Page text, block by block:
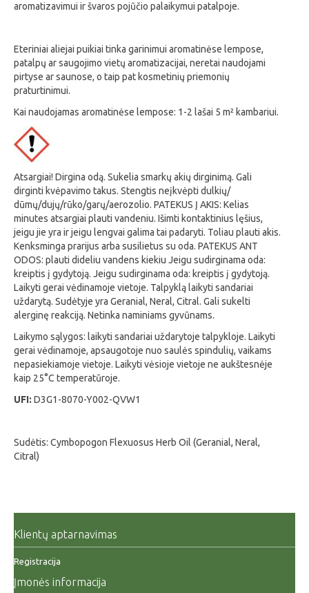
aromatizavimui ir švaros pojūčio palaikymui patalpoje.
Eteriniai aliejai puikiai tinka garinimui aromatinėse lempose,
patalpų ar saugojimo vietų aromatizacijai, neretai naudojami
pirtyse ar saunose, o taip pat kosmetinių priemonių
praturtinimui.
Kai naudojamas aromatinėse lempose: 1-2 lašai 5 m² kambariui.
Atsargiai! Dirgina odą. Sukelia smarkų akių dirginimą. Gali
dirginti kvėpavimo takus. Stengtis neįkvėpti dulkių/
dūmų/dujų/rūko/garų/aerozolio. PATEKUS Į AKIS: Kelias
minutes atsargiai plauti vandeniu. Išimti kontaktinius lęšius,
jeigu jie yra ir jeigu lengvai galima tai padaryti. Toliau plauti akis.
Kenksminga prarijus arba susilietus su oda. PATEKUS ANT
ODOS: plauti dideliu vandens kiekiu Jeigu sudirginama oda:
kreiptis į gydytoją. Jeigu sudirginama oda: kreiptis į gydytoją.
Laikyti gerai vėdinamoje vietoje. Talpyklą laikyti sandariai
uždarytą. Sudėtyje yra Geranial, Neral, Citral. Gali sukelti
alerginę reakciją. Netinka naminiams gyvūnams.
Laikymo sąlygos: laikyti sandariai uždarytoje talpykloje. Laikyti
gerai vėdinamoje, apsaugotoje nuo saulės spindulių, vaikams
nepasiekiamoje vietoje. Laikyti vėsioje vietoje ne aukštesnėje
kaip 25°C temperatūroje.
UFI: D3G1-8070-Y002-QVW1
Sudėtis: Cymbopogon Flexuosus Herb Oil (Geranial, Neral,
Citral)
Klientų aptarnavimas
Registracija
Įmonės informacija